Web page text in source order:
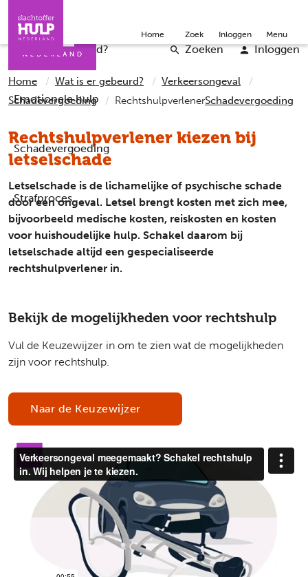
Iemand helpen Word vrijwilliger English
Wat is er gebeurd?
Emotionele hulp
Schadevergoeding
Strafproces
Zoeken Inloggen
Home Zoek Inloggen Menu
Home Wat is er gebeurd?
Verkeersongeval
Schadevergoeding
RechtshulpverlenerSchadevergoeding
Rechtshulpverlener kiezen bij
letselschade
Letselschade is de lichamelijke of psychische schade
door een ongeval. Letsel brengt kosten met zich mee,
bijvoorbeeld medische kosten, reiskosten en kosten
voor huishoudelijke hulp. Schakel daarom bij
letselschade altijd een gespecialiseerde
rechtshulpverlener in.
Bekijk de mogelijkheden voor rechtshulp
Vul de Keuzewijzer in om te zien wat de mogelijkheden
zijn voor rechtshulp.
Naar de Keuzewijzer